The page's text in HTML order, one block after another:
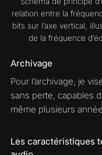
relation entre la
bits sur l’axe vertical,
de la fréquence
Archivage
Pour l’archivage, je
sans perte, capables
même plusieurs
Les caractéristiques